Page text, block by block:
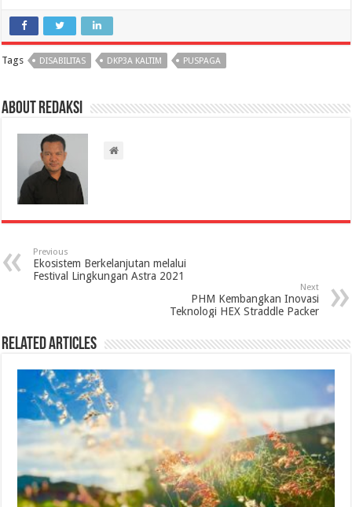
Tags DISABILITAS DKP3A KALTIM PUSPAGA
About Redaksi
Previous
Ekosistem Berkelanjutan melalui
Festival Lingkungan Astra 2021
Next
PHM Kembangkan Inovasi
Teknologi HEX Straddle Packer
Related Articles